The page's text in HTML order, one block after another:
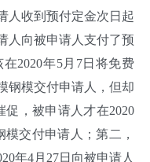
人收到预付定金次日起
人向被申请人支付了预
2020年5月7日将免费
钢模交付申请人，但却
，被申请人才在2020
交付申请人；第二，
年4月27日向被申请人